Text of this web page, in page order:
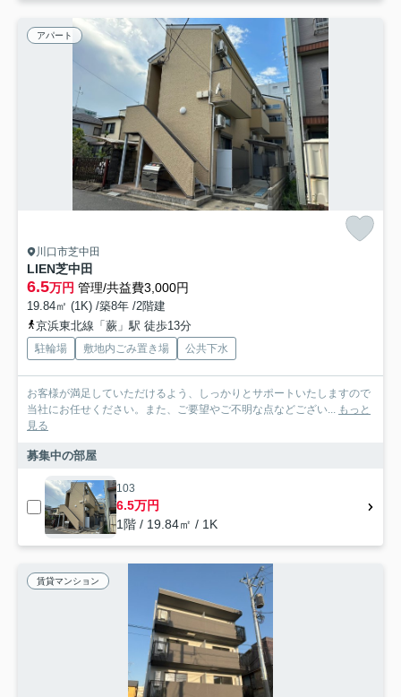
アパート
川口市芝中田
LIEN芝中田
6.5万円 管理/共益費3,000円
19.84㎡ (1K) /築8年 /2階建
京浜東北線「蕨」駅 徒歩13分
駐輪場 敷地内ごみ置き場 公共下水
お客様が満足していただけるよう、しっかりとサポートいたしますので
当社にお任せください。また、ご要望やご不明な点などござい... もっと
見る
募集中の部屋
103
6.5万円
1階 / 19.84㎡ / 1K
賃貸マンション